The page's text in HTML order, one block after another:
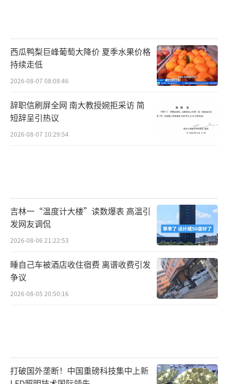
西瓜鸭梨巨峰葡萄大降价 夏季水果价格
持续走低
2026-08-07 08:08:46
辞职信刷屏全网 南大教授婉拒采访 简
短辞呈引热议
2026-08-07 10:29:54
吉林一“温度计大楼”读数爆表 高温引
发网友调侃
2026-08-06 21:22:53
睡自己车被酒店收住宿费 离谱收费引发
争议
2026-08-05 20:50:16
打破国外垄断！中国重磅科技集中上新